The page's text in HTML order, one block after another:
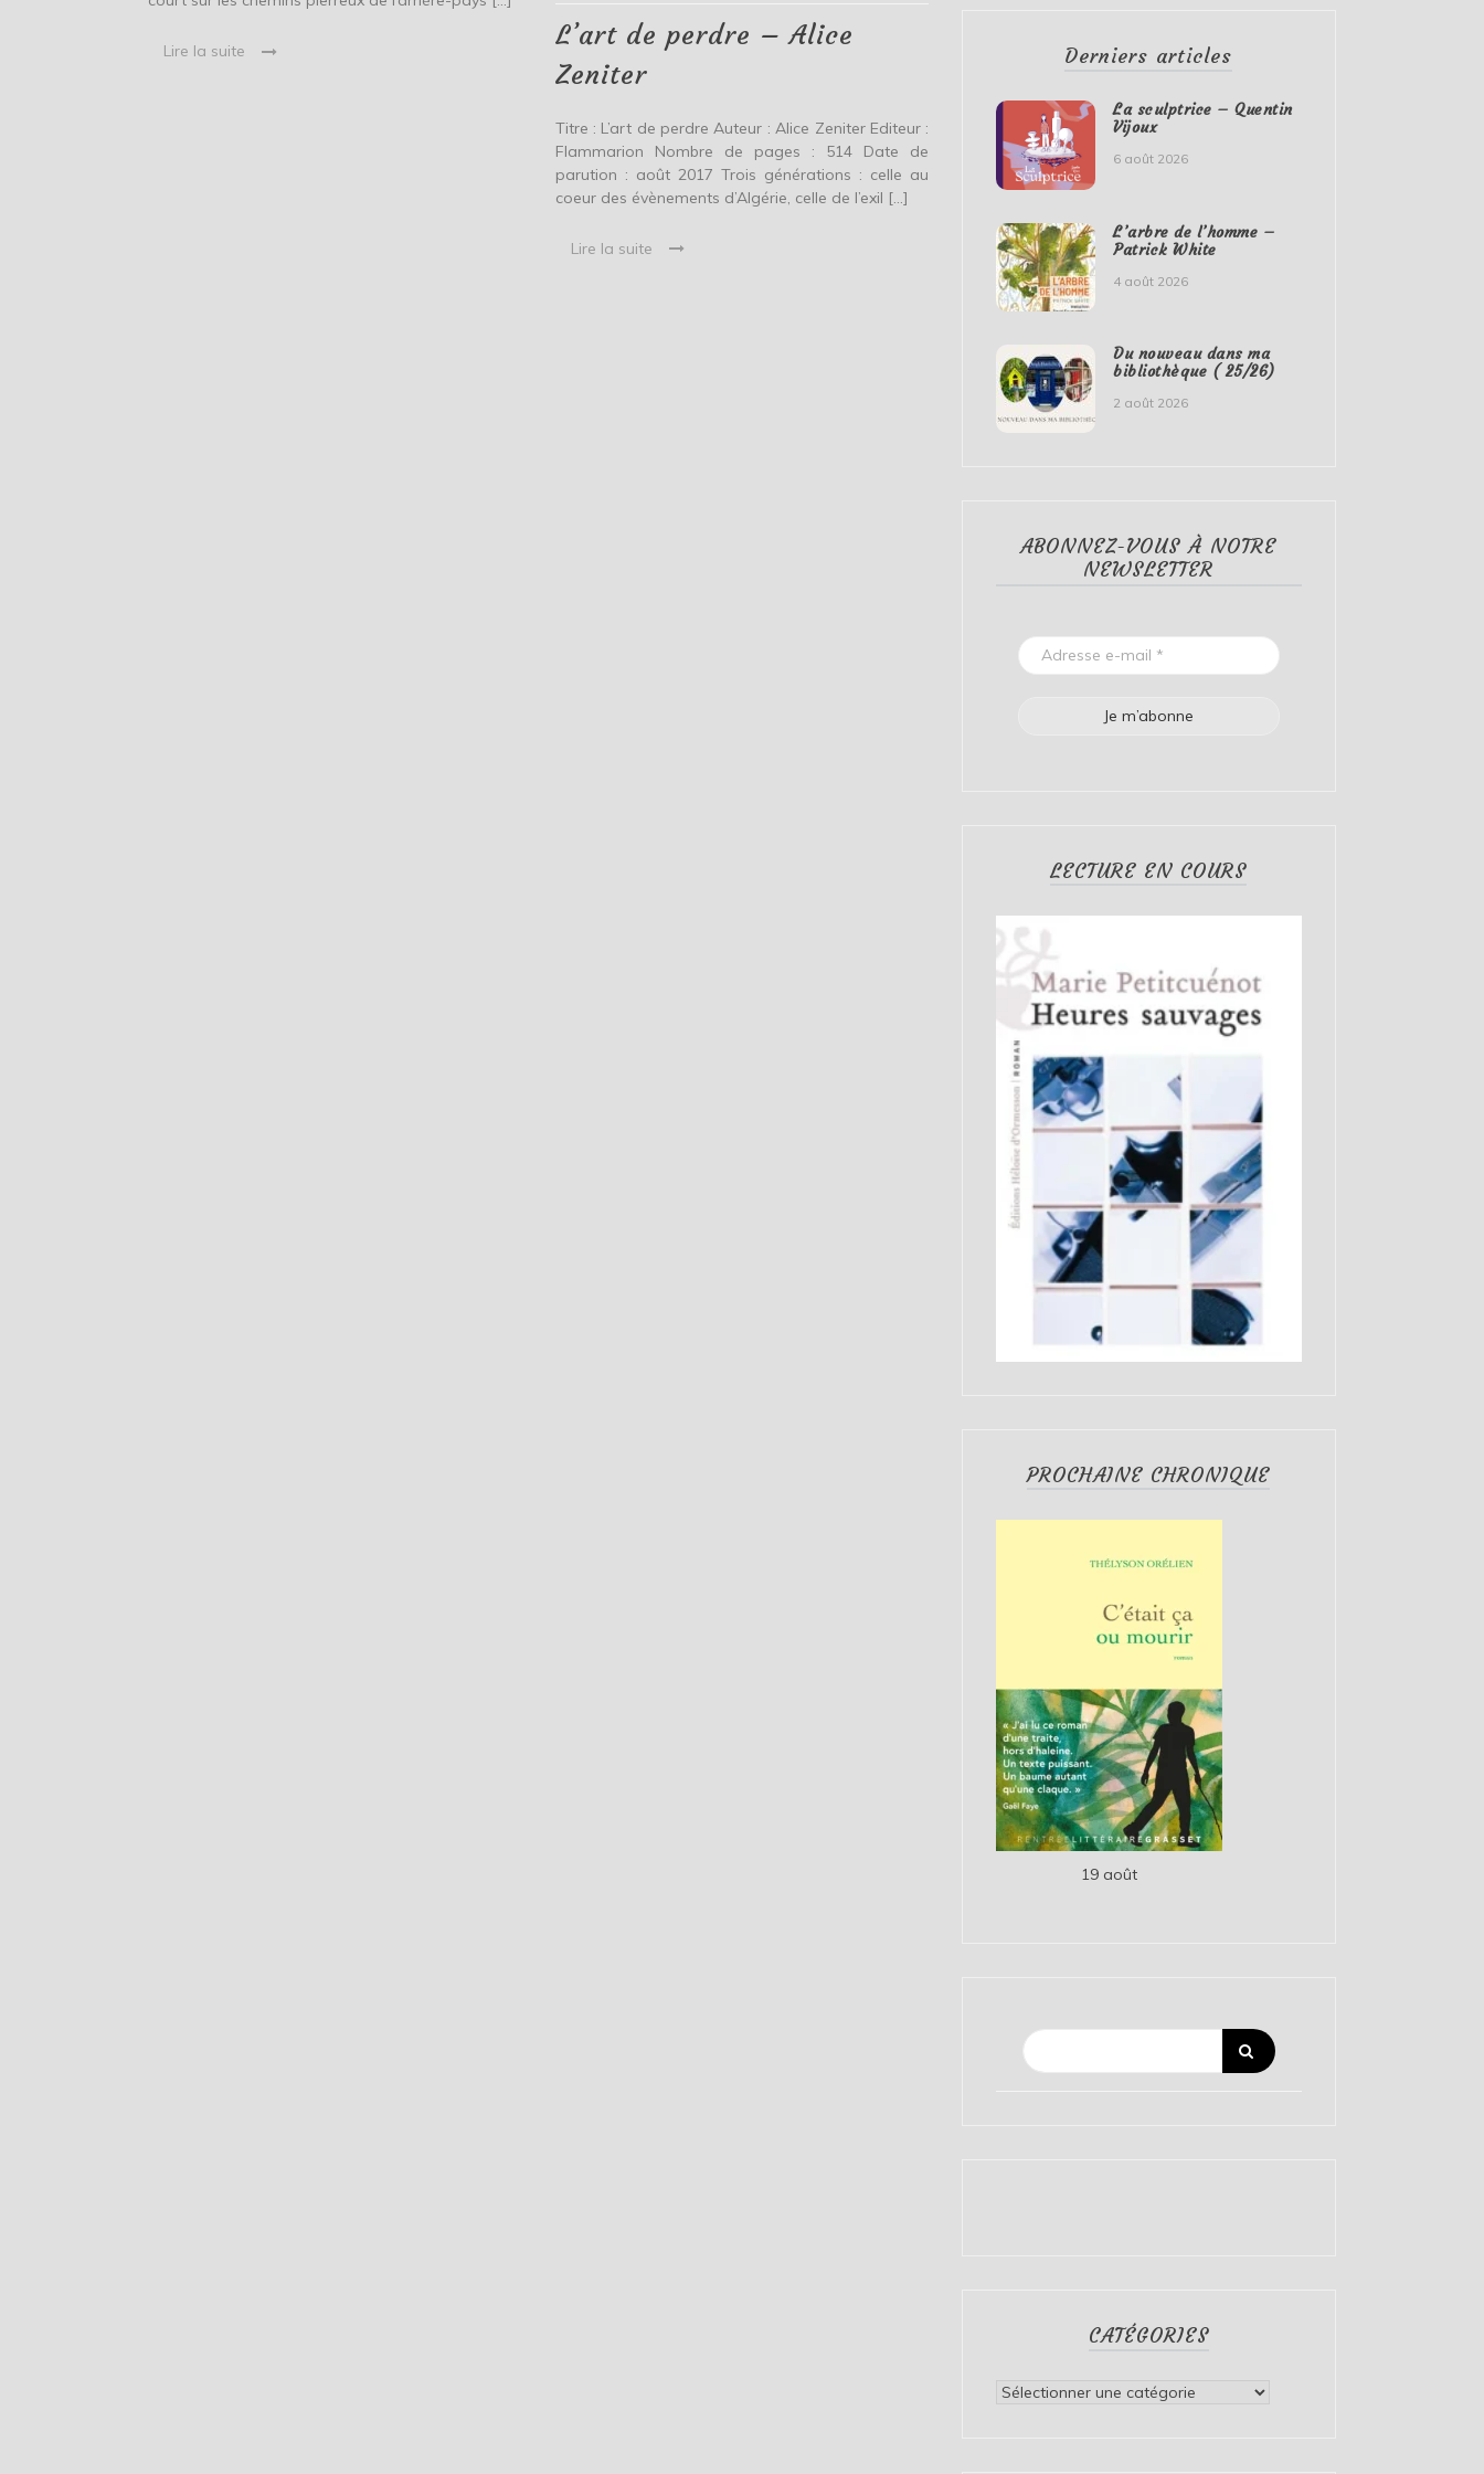
Lire la suite
L’art de perdre – Alice
Zeniter
Titre : L’art de perdre Auteur : Alice Zeniter Editeur :
Flammarion Nombre de pages : 514 Date de
parution : août 2017 Trois générations : celle au
coeur des évènements d’Algérie, celle de l’exil […]
Lire la suite
Derniers articles
La sculptrice – Quentin
Vijoux
6 août 2026
L’arbre de l’homme –
Patrick White
4 août 2026
Du nouveau dans ma
bibliothèque ( 25/26)
2 août 2026
ABONNEZ-VOUS À NOTRE
NEWSLETTER
LECTURE EN COURS
PROCHAINE CHRONIQUE
19 août
CATÉGORIES
Catégories